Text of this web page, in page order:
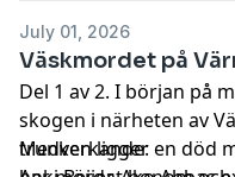
July 01, 2026
Väskmordet på
Del 1 av 2. I början på
skogen i närheten av
trunken ligger en död
Medverkande: